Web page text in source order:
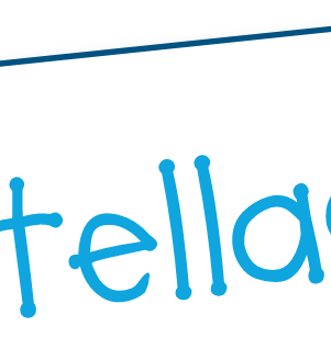
adesive con bordi ondulati Etichette adesive